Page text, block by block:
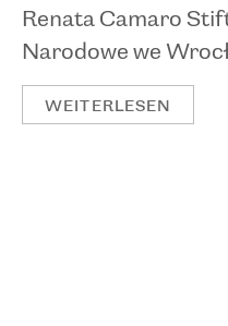
Renata Camaro
Narodowe we
WEITERLESEN